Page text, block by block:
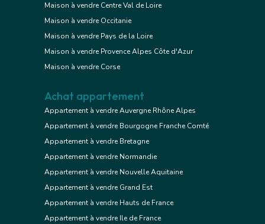
Maison à vendre Centre Val de Loire
Maison à vendre Occitanie
Maison à vendre Pays de la Loire
Maison à vendre Provence Alpes Côte d'Azur
Maison à vendre Corse
Achat appartement
Appartement à vendre Auvergne Rhône Alpes
Appartement à vendre Bourgogne Franche Comté
Appartement à vendre Bretagne
Appartement à vendre Normandie
Appartement à vendre Nouvelle Aquitaine
Appartement à vendre Grand Est
Appartement à vendre Hauts de France
Appartement à vendre Ile de France